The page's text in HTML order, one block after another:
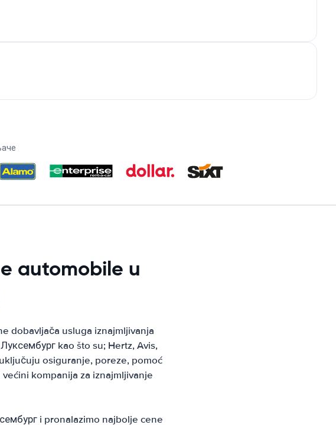
automobile u
dobavljača usluga iznajmljivanja
kao što su; Hertz, Avis,
osiguranje, poreze, pomoć
kompanija za iznajmljivanje
i pronalazimo najbolje cene